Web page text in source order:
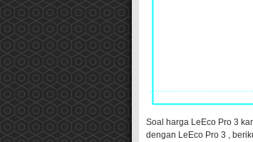
Soal harga LeEco Pro 3
dengan LeEco Pro 3 ,